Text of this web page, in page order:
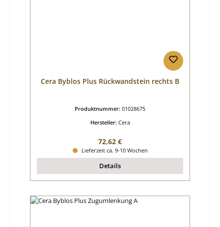
Cera Byblos Plus Rückwandstein rechts B
Produktnummer: 01028675
Hersteller: Cera
Regulärer Preis:
72,62 €
Lieferzeit ca. 9-10 Wochen
Details